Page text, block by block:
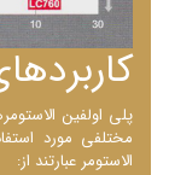
پلی اولفین
مختلفی مورد
الاستومر عبارتند از: